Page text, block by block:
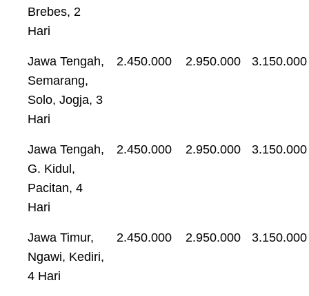
Brebes, 2
Hari
Jawa Tengah,
Semarang,
Solo, Jogja, 3
Hari
2.450.000 2.950.000 3.150.000
Jawa Tengah,
G. Kidul,
Pacitan, 4
Hari
2.450.000 2.950.000 3.150.000
Jawa Timur,
Ngawi, Kediri,
4 Hari
2.450.000 2.950.000 3.150.000